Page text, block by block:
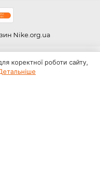
Nike.org.ua
коректної роботи сайту,